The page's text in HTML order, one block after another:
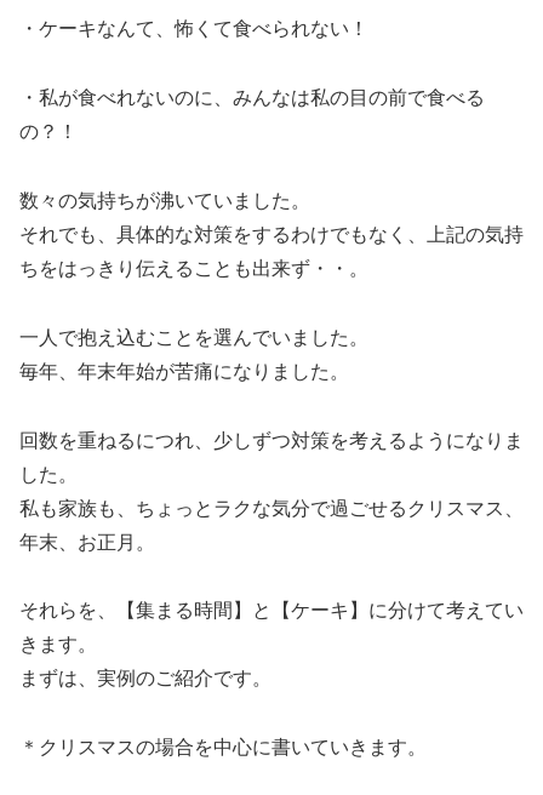
・ケーキなんて、怖くて食べられない！
・私が食べれないのに、みんなは私の目の前で食べる
の？！
数々の気持ちが沸いていました。
それでも、具体的な対策をするわけでもなく、上記の気持
ちをはっきり伝えることも出来ず・・。
一人で抱え込むことを選んでいました。
毎年、年末年始が苦痛になりました。
回数を重ねるにつれ、少しずつ対策を考えるようになりま
した。
私も家族も、ちょっとラクな気分で過ごせるクリスマス、
年末、お正月。
それらを、【集まる時間】と【ケーキ】に分けて考えてい
きます。
まずは、実例のご紹介です。
＊クリスマスの場合を中心に書いていきます。